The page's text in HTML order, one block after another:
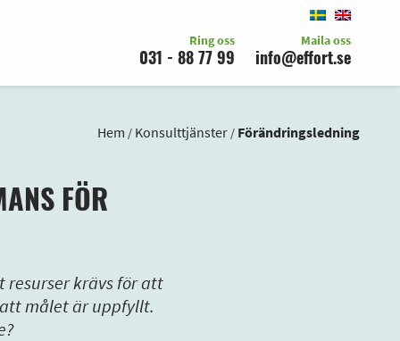
Ring oss
031 - 88 77 99
Maila oss
info@effort.se
Hem / Konsulttjänster / Förändringsledning
FÖR
resurser krävs för att
målet är uppfyllt.